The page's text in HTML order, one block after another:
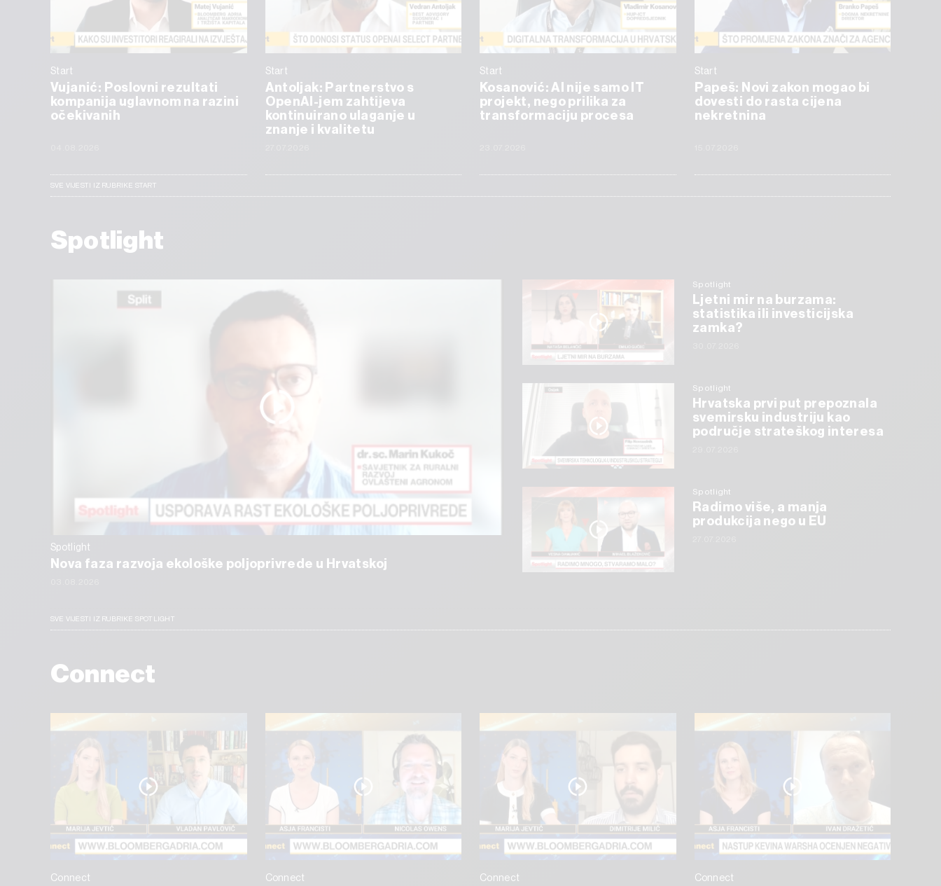
Start
Vujanić: Poslovni rezultati
kompanija uglavnom na razini
očekivanih
Start
Antoljak: Partnerstvo s
OpenAI-jem zahtijeva
kontinuirano ulaganje u
znanje i kvalitetu
Start
Kosanović: AI nije samo IT
projekt, nego prilika za
transformaciju procesa
Start
Papeš: Novi zakon mogao bi
dovesti do rasta cijena
nekretnina
SVE VIJESTI IZ RUBRIKE START
Spotlight
Spotlight
Nova faza razvoja ekološke poljoprivrede u Hrvatskoj
Spotlight
Ljetni mir na burzama:
statistika ili investicijska
zamka?
Spotlight
Hrvatska prvi put prepoznala
svemirsku industriju kao
područje strateškog interesa
Spotlight
Radimo više, a manja
produkcija nego u EU
SVE VIJESTI IZ RUBRIKE SPOTLIGHT
Connect
Connect Connect Connect Connect